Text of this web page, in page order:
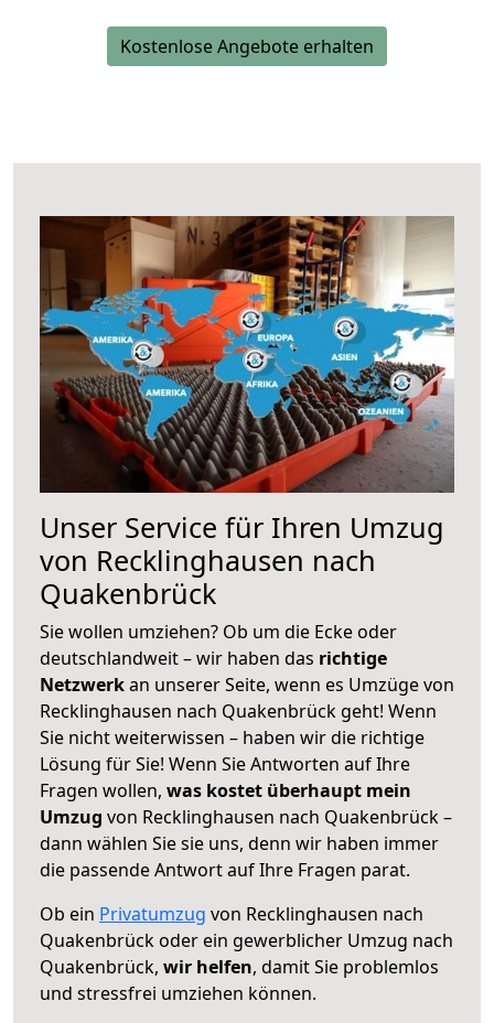
Kostenlose Angebote erhalten
Unser Service für Ihren Umzug
von Recklinghausen nach
Quakenbrück
Sie wollen umziehen? Ob um die Ecke oder
deutschlandweit – wir haben das richtige
Netzwerkan unserer Seite, wenn es Umzüge von
Recklinghausen nach Quakenbrück geht! Wenn
Sie nicht weiterwissen – haben wir die richtige
Lösung für Sie! Wenn Sie Antworten auf Ihre
Fragen wollen, was kostet überhaupt mein
Umzug von Recklinghausen nach Quakenbrück –
dann wählen Sie sie uns, denn wir haben immer
die passende Antwort auf Ihre Fragen parat.
Ob ein Privatumzug von Recklinghausen nach
Quakenbrück oder ein gewerblicher Umzug nach
Quakenbrück, wir helfen, damit Sie problemlos
und stressfrei umziehen können.